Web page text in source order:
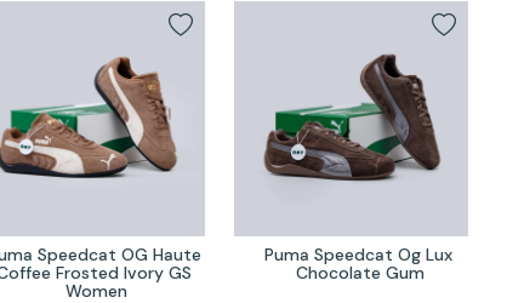
Speedcat OG Haute
Frosted Ivory GS
Women
Puma Speedcat Og Lux
Chocolate Gum